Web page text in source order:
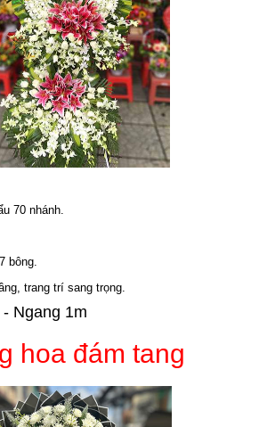
70 nhánh.
bông.
trang trí sang trọng.
Ngang 1m
hoa đám tang